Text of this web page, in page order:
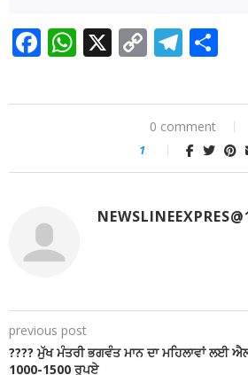
‘ਤੇ ; ਦੋ ਦਿਨਾਂ ਦੀ ਕਲਮ
ਲਾਈਵ ਪ੍ਰਸਾਰਣ ’ਤੇ
Facebook
WhatsApp
X Copy
0 comment
1
previous post
???? ਮੁੱਖ ਮੰਤਰੀ ਭਗਵੰਤ ਮਾਨ ਦਾ ਮਹਿਲਾਵਾਂ ਲਈ
1000-1500 ਰੁਪਏ